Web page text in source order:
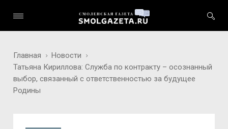
Главная
Новости
Татьяна Кириллова: Служба по контракту – осознанный
выбор, связанный с ответственностью за будущее
Родины